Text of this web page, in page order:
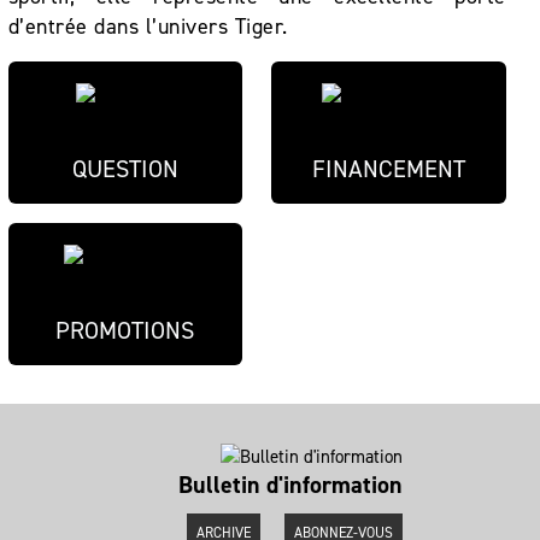
d’entrée dans l’univers Tiger.
QUESTION FINANCEMENT
PROMOTIONS
Bulletin d'information
ARCHIVE ABONNEZ-VOUS